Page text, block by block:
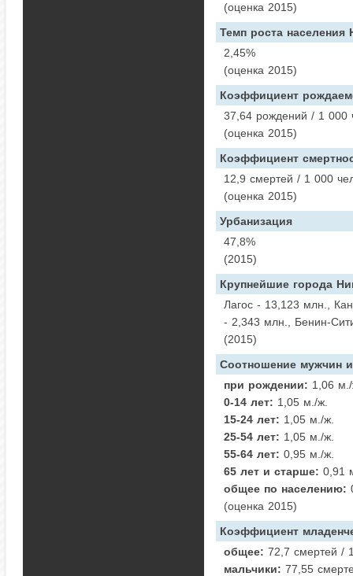
(оценка 2015)
Темп роста населения
2,45%
(оценка 2015)
Коэффициент
37,64 рождений / 1 000
(оценка 2015)
Коэффициент
12,9 смертей / 1 000
(оценка 2015)
Урбанизация
47,8%
(2015)
Крупнейшие города
Лагос - 13,123 млн.,
- 2,343 млн., Бенин-
(2015)
Соотношение мужчин
при рождении: 1,06
0-14 лет: 1,05 м./ж.
15-24 лет: 1,05 м./ж.
25-54 лет: 1,05 м./ж.
55-64 лет: 0,95 м./ж.
65 лет и старше: 0,91
общее по населению:
(оценка 2015)
Коэффициент
общее: 72,7 смертей /
мальчики: 77,55